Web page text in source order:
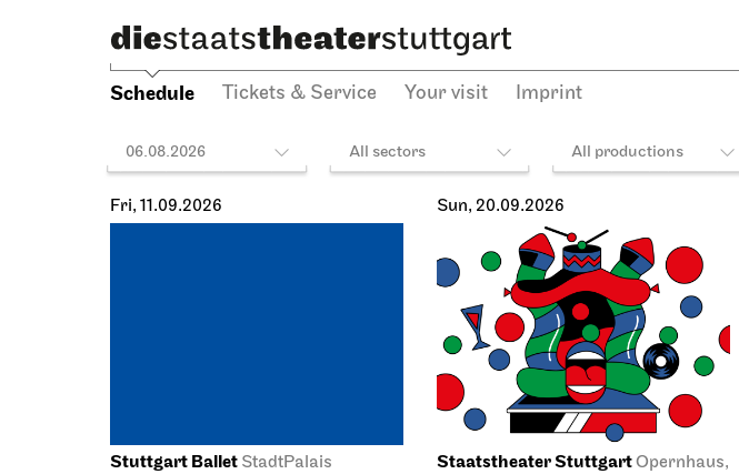
Schedule Tickets & Service Your visit Imprint
06.08.2026 All sectors All productions
Fri, 11.09.2026
Stuttgart Ballet StadtPalais
Sun, 20.09.2026
Staatstheater StuttgartOpernhaus,